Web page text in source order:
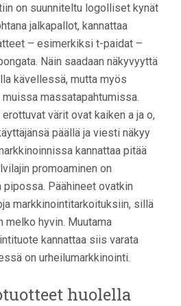
on suunniteltu logolliset kynät
jalkapallot, kannattaa
– esimerkiksi t-paidat –
Näin saadaan näkyvyyttä
kävellessä, mutta myös
muissa massatapahtumissa.
värit ovat kaiken a ja o,
päällä ja viesti näkyy
kannattaa pitää
promoaminen on
Päähineet ovatkin
markkinointitarkoituksiin, sillä
melko hyvin. Muutama
kannattaa siis varata
on urheilumarkkinointi.
huolella